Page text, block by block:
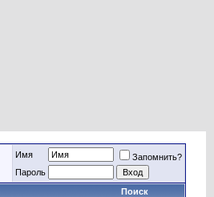
Имя
Запомнить?
Пароль
Поиск